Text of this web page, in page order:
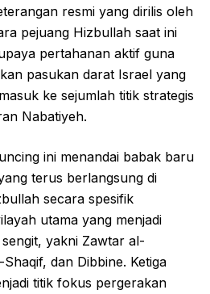
resmi yang dirilis oleh
pejuang Hizbullah saat ini
pertahanan aktif guna
pasukan darat Israel yang
ke sejumlah titik strategis
Nabatiyeh.
ini menandai babak baru
terus berlangsung di
secara spesifik
utama yang menjadi
yakni Zawtar al-
dan Dibbine. Ketiga
titik fokus pergerakan